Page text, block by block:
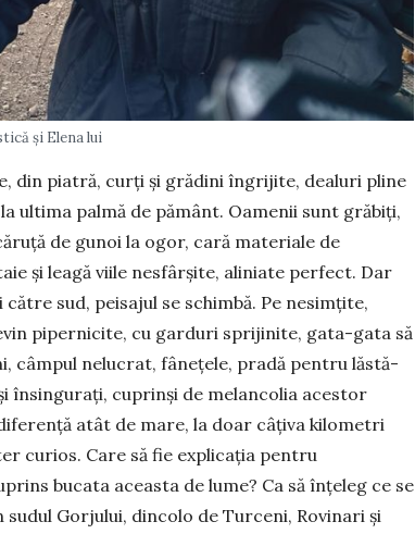
și Elena lui
din piatră, curți și grădini îngrijite, dea­luri pline
ultima palmă de pământ. Oa­menii sunt grăbiți,
de gunoi la ogor, cară materiale de
și leagă viile ne­sfârșite, aliniate perfect. Dar
sud, peisajul se schim­bă. Pe nesimțite,
pipernicite, cu garduri spri­ji­nite, gata-gata să
câmpul nelucrat, fânețele, pradă pentru lăstă­
însin­gurați, cuprinși de melancolia acestor
atât de mare, la doar câțiva kilometri
curios. Care să fie expli­cația pentru
buca­ta aceasta de lume? Ca să înțeleg ce se
Gorjului, dincolo de Turceni, Rovinari și